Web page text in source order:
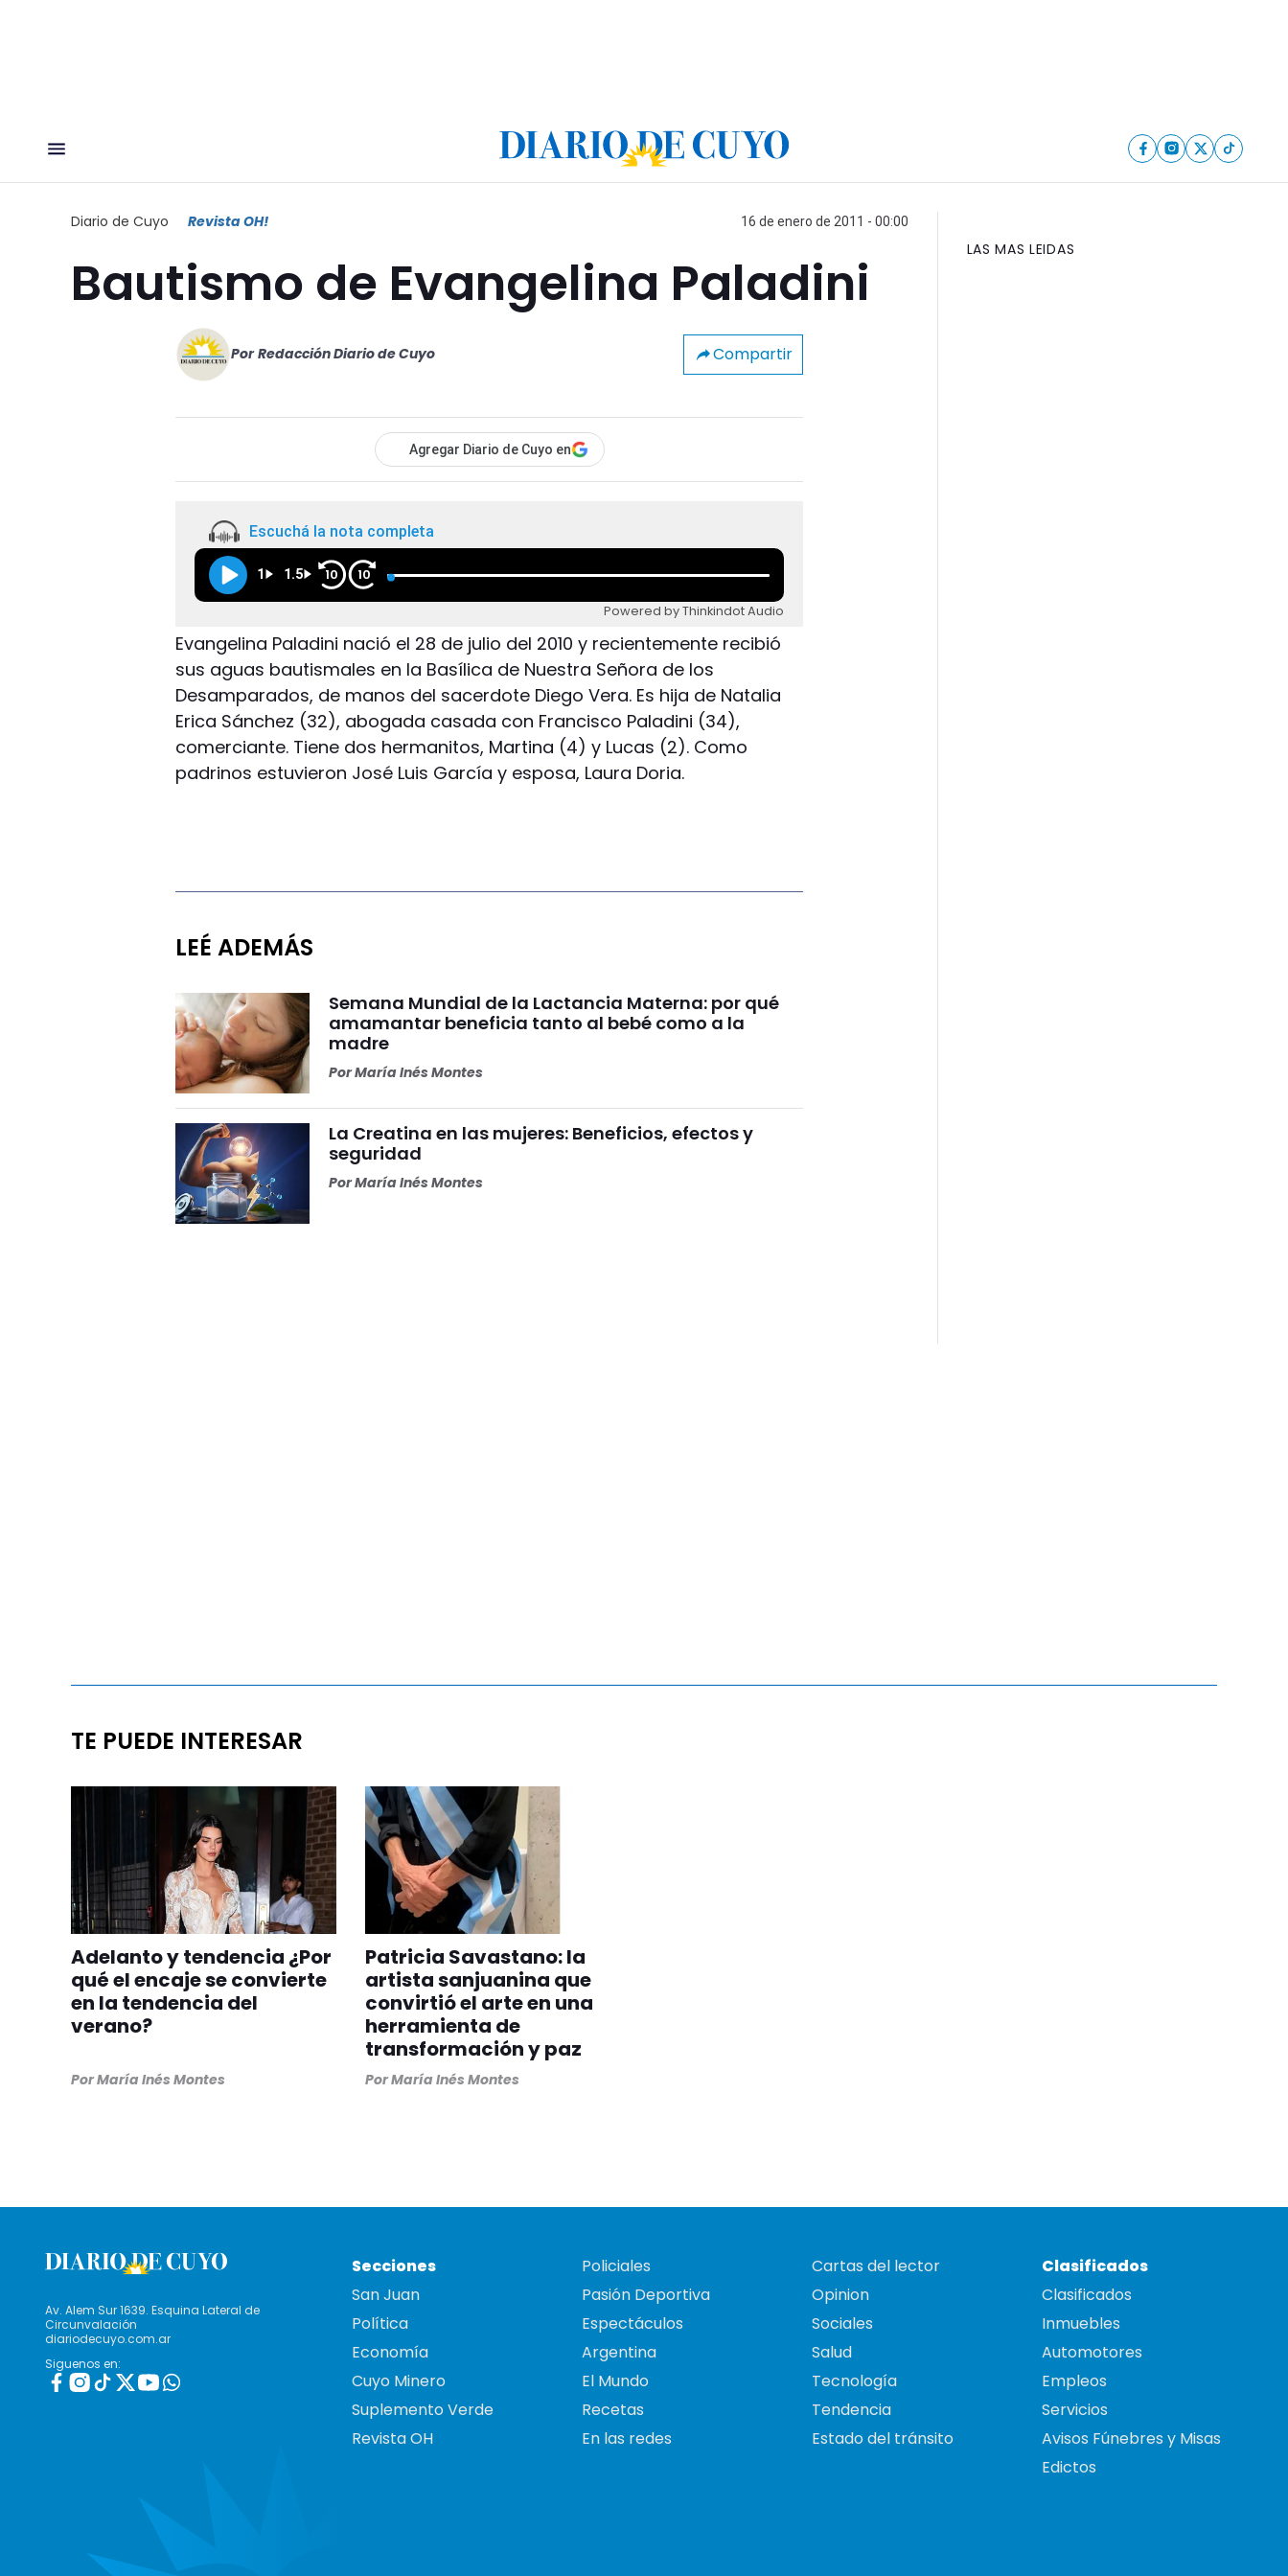
Diario de Cuyo Revista OH! 16 de enero de 2011 - 00:00
Bautismo de Evangelina Paladini
Por Redacción Diario de Cuyo Compartir
Agregar Diario de Cuyo en
Escuchá la nota completa
1 1.5 10 10
Powered by Thinkindot Audio
Evangelina Paladini nació el 28 de julio del 2010 y recientemente recibió
sus aguas bautismales en la Basílica de Nuestra Señora de los
Desamparados, de manos del sacerdote Diego Vera. Es hija de Natalia
Erica Sánchez (32), abogada casada con Francisco Paladini (34),
comerciante. Tiene dos hermanitos, Martina (4) y Lucas (2). Como
padrinos estuvieron José Luis García y esposa, Laura Doria.
LEÉ ADEMÁS
Semana Mundial de la Lactancia Materna: por qué
amamantar beneficia tanto al bebé como a la
madre
PorMaría Inés Montes
La Creatina en las mujeres: Beneficios, efectos y
seguridad
PorMaría Inés Montes
LAS MAS LEIDAS
TE PUEDE INTERESAR
Adelanto y tendencia ¿Por
qué el encaje se convierte
en la tendencia del
verano?
PorMaría Inés Montes
Patricia Savastano: la
artista sanjuanina que
convirtió el arte en una
herramienta de
transformación y paz
PorMaría Inés Montes
Av. Alem Sur 1639. Esquina Lateral de
Circunvalación
diariodecuyo.com.ar
Siguenos en:
Secciones
San Juan
Política
Economía
Cuyo Minero
Suplemento Verde
Revista OH
Policiales
Pasión Deportiva
Espectáculos
Argentina
El Mundo
Recetas
En las redes
Cartas del lector
Opinion
Sociales
Salud
Tecnología
Tendencia
Estado del tránsito
Clasificados
Clasificados
Inmuebles
Automotores
Empleos
Servicios
Avisos Fúnebres y Misas
Edictos